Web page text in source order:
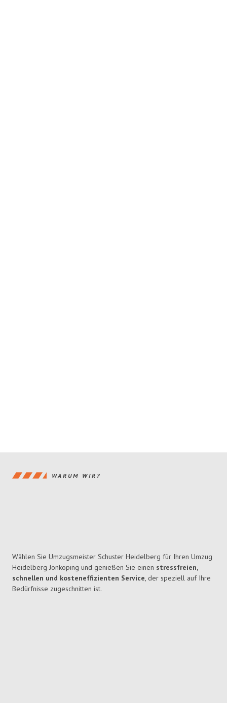
WARUM WIR?
Wählen Sie Umzugsmeister Schuster Heidelberg für Ihren Umzug
Heidelberg Jönköping und genießen Sie einen stressfreien,
schnellen und kosteneffizienten Service, der speziell auf Ihre
Bedürfnisse zugeschnitten ist.